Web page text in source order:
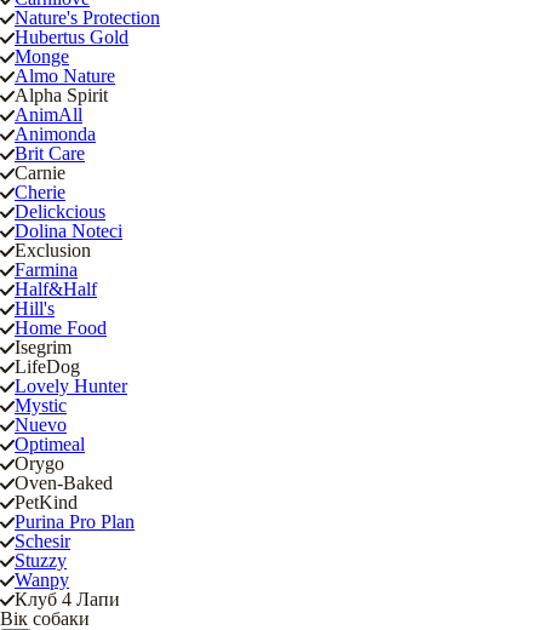
Nature's Protection
Hubertus Gold
Monge
Almo Nature
Alpha Spirit
AnimAll
Animonda
Brit Care
Carnie
Cherie
Delickcious
Dolina Noteci
Exclusion
Farmina
Half&Half
Hill's
Home Food
Isegrim
LifeDog
Lovely Hunter
Mystic
Nuevo
Optimeal
Orygo
Oven-Baked
PetKind
Purina Pro Plan
Schesir
Stuzzy
Wanpy
Клуб 4 Лапи
Вік собаки